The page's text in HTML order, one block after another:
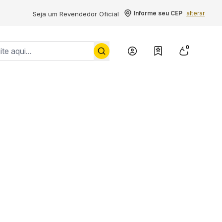
Seja um Revendedor Oficial Informe seu CEP alterar
Conheça a Yale 0